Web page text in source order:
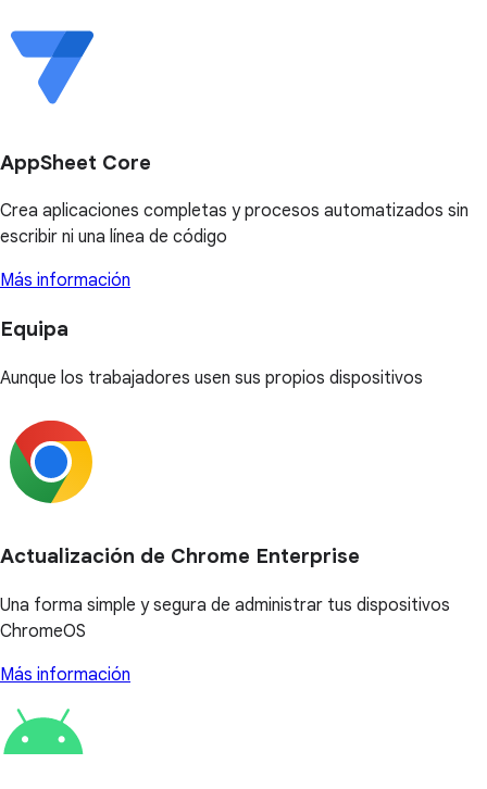
AppSheet Core
Crea aplicaciones completas y procesos automatizados sin
escribir ni una línea de código
Más información
Equipa
Aunque los trabajadores usen sus propios dispositivos
Actualización de Chrome Enterprise
Una forma simple y segura de administrar tus dispositivos
ChromeOS
Más información